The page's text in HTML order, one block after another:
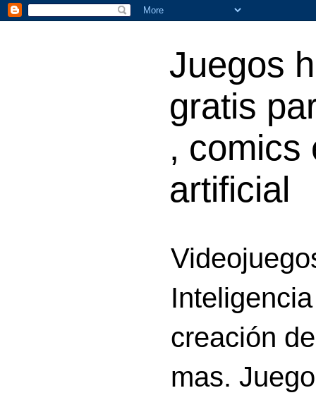
Juegos
gratis
, comics
artificial
creación
mas.